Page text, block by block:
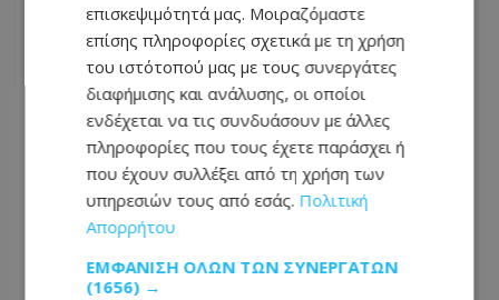
6 Αυγούστου 1999: Η ημέρα που
«σίγησε» η μεγάλη κυρία του λαϊκού,
Ρίτα Σακελλαρίου
06.08.2026 - 10:58
επισκεψιμότητά μας. Μοιραζόμαστε
επίσης πληροφορίες σχετικά με τη χρήση
του ιστότοπού μας με τους συνεργάτες
διαφήμισης και ανάλυσης, οι οποίοι
ενδέχεται να τις συνδυάσουν με άλλες
πληροφορίες που τους έχετε παράσχει ή
που έχουν συλλέξει από τη χρήση των
υπηρεσιών τους από εσάς. Πολιτική
Απορρήτου
ΕΜΦΆΝΙΣΗ ΌΛΩΝ ΤΩΝ ΣΥΝΕΡΓΑΤΏΝ
(1656) →